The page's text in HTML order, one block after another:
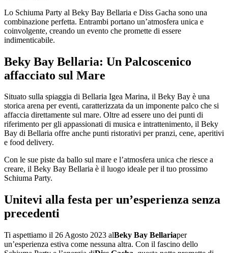
Lo Schiuma Party al Beky Bay Bellaria e Diss Gacha sono una
combinazione perfetta. Entrambi portano un’atmosfera unica e
coinvolgente, creando un evento che promette di essere
indimenticabile.
Beky Bay Bellaria: Un Palcoscenico
affacciato sul Mare
Situato sulla spiaggia di Bellaria Igea Marina, il Beky Bay è una
storica arena per eventi, caratterizzata da un imponente palco che si
affaccia direttamente sul mare. Oltre ad essere uno dei punti di
riferimento per gli appassionati di musica e intrattenimento, il Beky
Bay di Bellaria offre anche punti ristorativi per pranzi, cene, aperitivi
e food delivery.
Con le sue piste da ballo sul mare e l’atmosfera unica che riesce a
creare, il Beky Bay Bellaria è il luogo ideale per il tuo prossimo
Schiuma Party.
Unitevi alla festa per un’esperienza senza
precedenti
Ti aspettiamo il 26 Agosto 2023 alBeky Bay Bellariaper
un’esperienza estiva come nessuna altra. Con il fascino dello